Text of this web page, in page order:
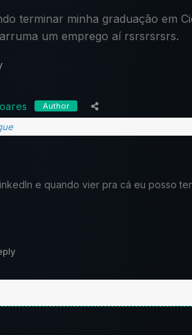
terminar minha graduação em
um emprego aí rsrsrsrsrs.
Author
e quando vier pra cá eu posso